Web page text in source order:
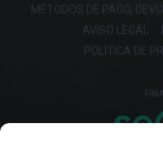
MÉTODOS DE PAGO,
AVISO LEGAL
POLÍTICA DE